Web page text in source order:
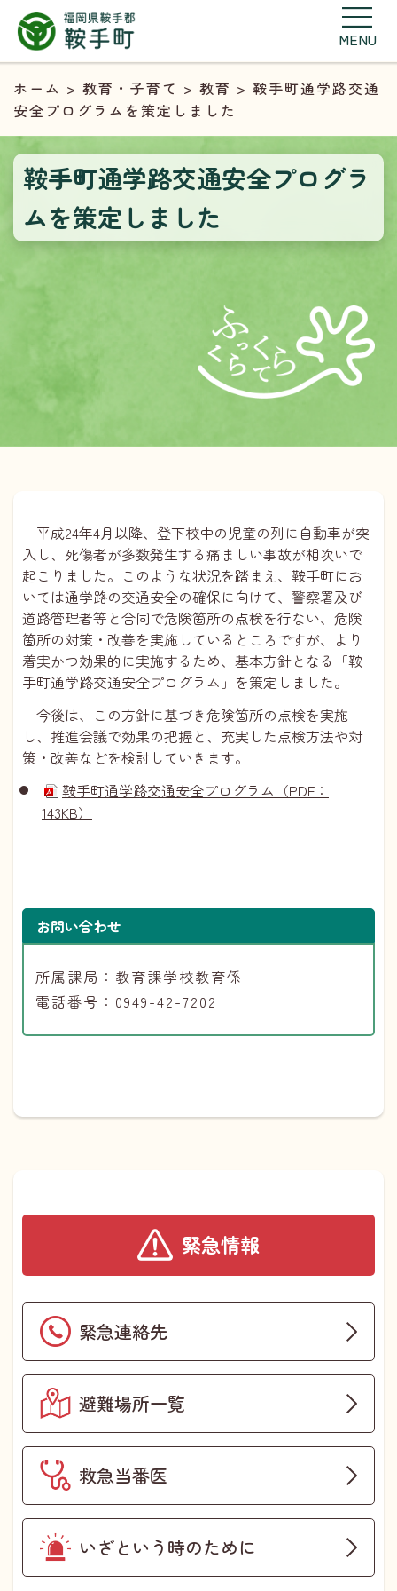
MENU
ホーム > 教育・子育て > 教育 > 鞍手町通学路交通
安全プログラムを策定しました
鞍手町通学路交通安全プログラ
ムを策定しました
平成24年4月以降、登下校中の児童の列に自動車が突
入し、死傷者が多数発生する痛ましい事故が相次いで
起こりました。このような状況を踏まえ、鞍手町にお
いては通学路の交通安全の確保に向けて、警察署及び
道路管理者等と合同で危険箇所の点検を行ない、危険
箇所の対策・改善を実施しているところですが、より
着実かつ効果的に実施するため、基本方針となる「鞍
手町通学路交通安全プログラム」を策定しました。
今後は、この方針に基づき危険箇所の点検を実施
し、推進会議で効果の把握と、充実した点検方法や対
策・改善などを検討していきます。
鞍手町通学路交通安全プログラム（PDF：
143KB）
お問い合わせ
所属課局：教育課学校教育係
電話番号：0949-42-7202
緊急情報
緊急連絡先
避難場所一覧
救急当番医
いざという時のために